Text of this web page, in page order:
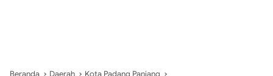
Beranda Daerah Kota Padang Panjang